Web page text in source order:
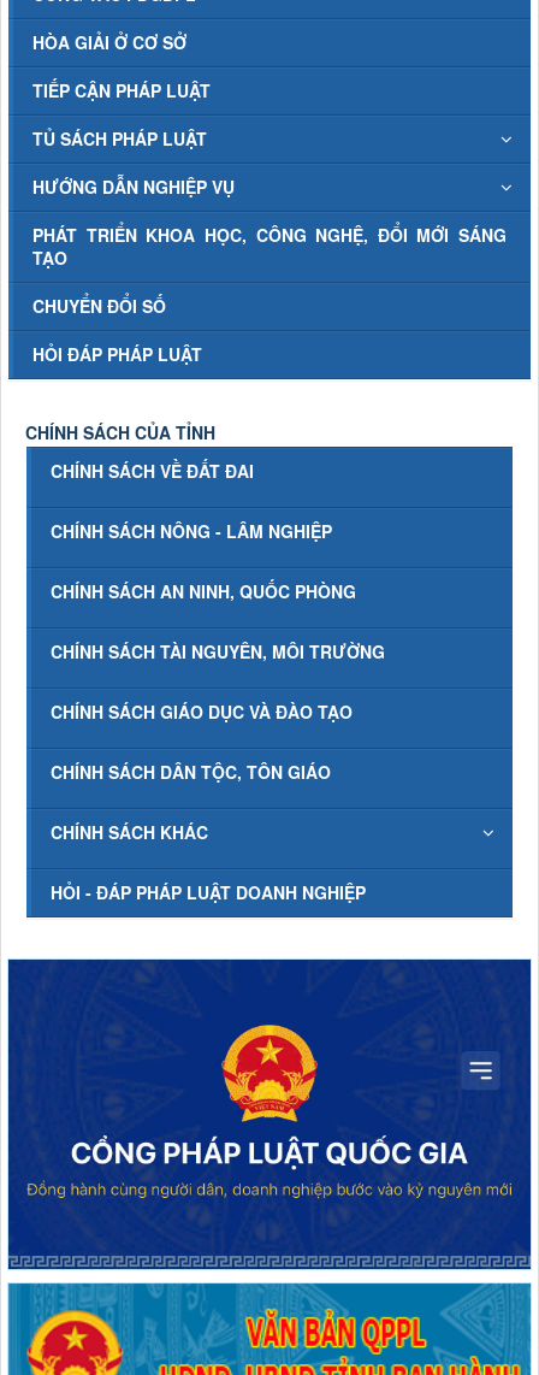
HÒA GIẢI Ở CƠ SỞ
TIẾP CẬN PHÁP LUẬT
TỦ SÁCH PHÁP LUẬT
HƯỚNG DẪN NGHIỆP VỤ
PHÁT TRIỂN KHOA HỌC, CÔNG NGHỆ, ĐỔI MỚI SÁNG
TẠO
CHUYỂN ĐỔI SỐ
HỎI ĐÁP PHÁP LUẬT
CHÍNH SÁCH CỦA TỈNH
CHÍNH SÁCH VỀ ĐẤT ĐAI
CHÍNH SÁCH NÔNG - LÂM NGHIỆP
CHÍNH SÁCH AN NINH, QUỐC PHÒNG
CHÍNH SÁCH TÀI NGUYÊN, MÔI TRƯỜNG
CHÍNH SÁCH GIÁO DỤC VÀ ĐÀO TẠO
CHÍNH SÁCH DÂN TỘC, TÔN GIÁO
CHÍNH SÁCH KHÁC
HỎI - ĐÁP PHÁP LUẬT DOANH NGHIỆP